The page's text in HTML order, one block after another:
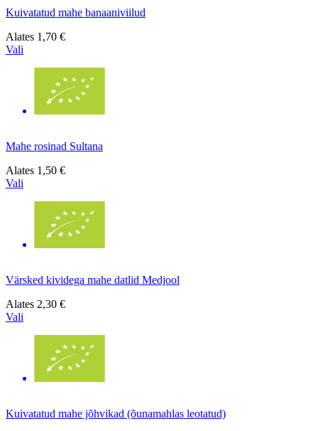
Kuivatatud mahe banaaniviilud
Alates 1,70 €
Vali
Mahe rosinad Sultana
Alates 1,50 €
Vali
Värsked kividega mahe datlid Medjool
Alates 2,30 €
Vali
Kuivatatud mahe jõhvikad (õunamahlas leotatud)